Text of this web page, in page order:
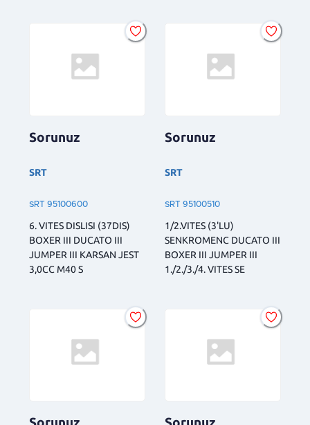
Sorunuz
SRT
SRT 95100600
6. VITES DISLISI (37DIS)
BOXER III DUCATO III
JUMPER III KARSAN JEST
3,0CC M40 S
Sorunuz
SRT
SRT 95100510
1/2.VITES (3'LU)
SENKROMENC DUCATO III
BOXER III JUMPER III
1./2./3./4. VITES SE